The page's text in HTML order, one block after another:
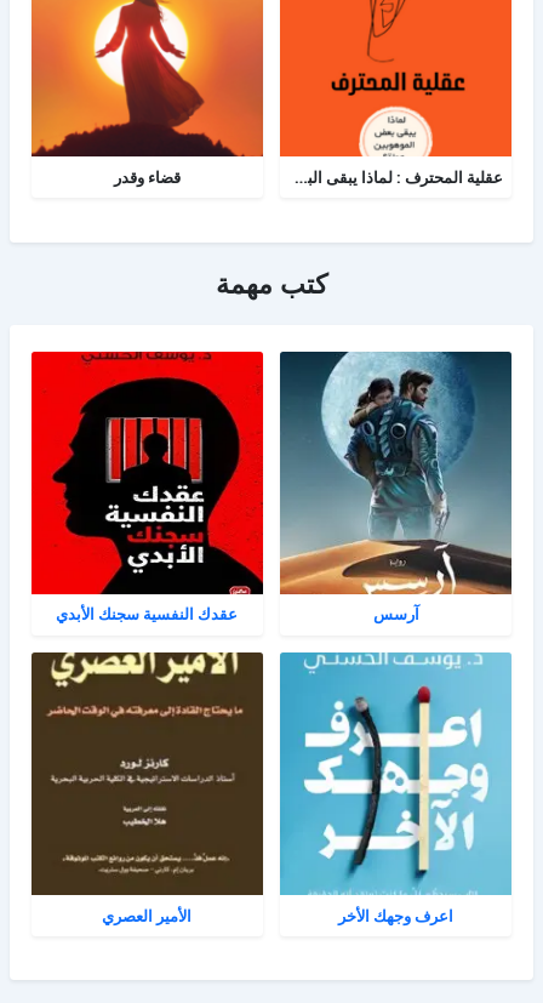
عقلية المحترف : لماذا يبقى البعض هواة رغم الموهبة؟ قضاء وقدر
كتب مهمة
آرسس عقدك النفسية سجنك الأبدي
اعرف وجهك الأخر الأمير العصري